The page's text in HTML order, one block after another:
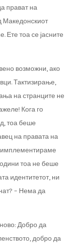
прават на
Македонскиот
Ете тоа се јасните
возможни, ако
Тактизирање,
на странците не
Кога го
тоа беше
на правата на
имплементираме
тоа не беше
идентитетот, ни
– Нема да
Добро да
добро да